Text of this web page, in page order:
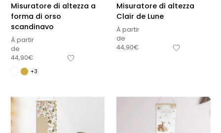
Misuratore di altezza a
forma di orso
scandinavo
À partir
de
44,90€
+3
Misuratore di altezza
Clair de Lune
À partir
de
44,90€